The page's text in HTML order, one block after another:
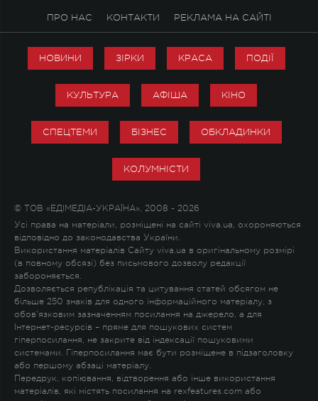
ПРО НАС КОНТАКТИ РЕКЛАМА НА САЙТІ
НОВИНИ ЗІРКИ КРАСА ПОДІЇ
КУЛЬТУРА АФІША КІНО
СПЕЦТЕМИ БІЗНЕС ОБКЛАДИНКИ
КОЛУМНІСТИ
© ТОВ «ЕДІМЕДІА-УКРАЇНА», 2008 - 2026
Усі права на матеріали, розміщені на сайті viva.ua, охороняються
відповідно до законодавства України.
Використання матеріалів Сайту viva.ua в оригінальному розмірі
(в повному обсязі) без письмового дозволу редакції
забороняється.
Дозволяється републікація та цитування статей обсягом не
більше 250 знаків для одного інформаційного матеріалу, з
обов'язковим зазначенням посилання на джерело, а для
Інтернет-ресурсів – пряме для пошукових систем
гіперпосилання, не закрите від індексації пошуковими
системами. Гіперпосилання має бути розміщене в підзаголовку
або першому абзаці матеріалу.
Передрук, копіювання, відтворення або інше використання
матеріалів, які містять посилання на rexfeatures.com або